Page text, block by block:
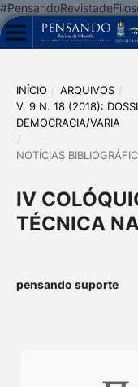
INÍCIO / ARQUIVOS /
V. 9 N. 18 (2018):
DEMOCRACIA/VARIA
/
NOTÍCIAS
IV
TÉCNICA
pensando suporte